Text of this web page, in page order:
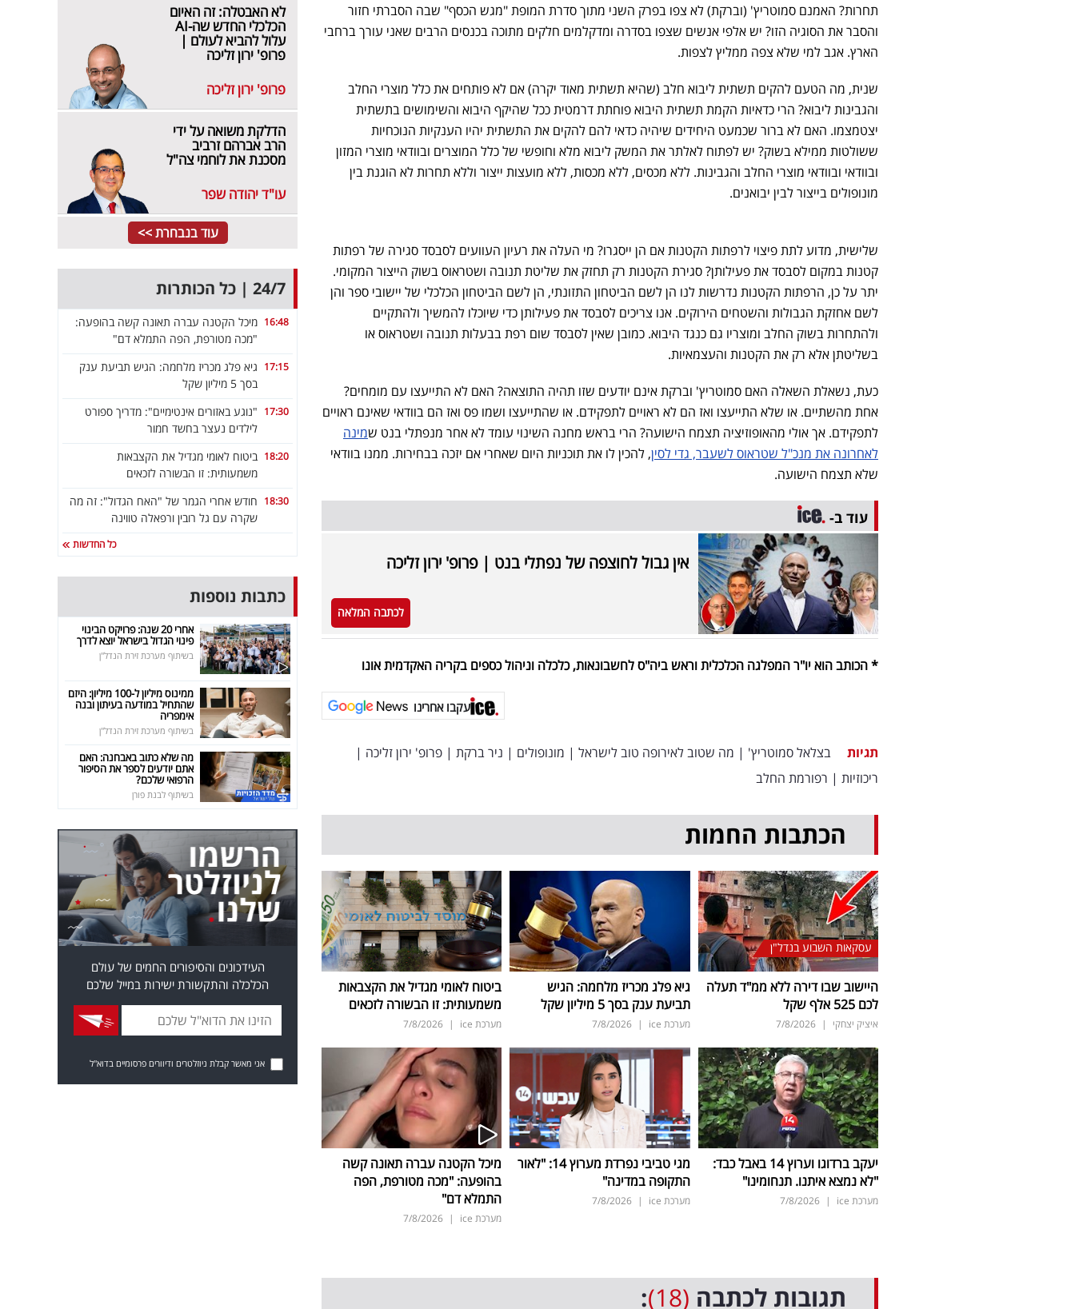
תחרות? האמנם סמוטריץ' (וברקת) לא צפו בפרק השני מתוך סדרת המופת "מגש הכסף" שבה הסברתי חזור
והסבר את הסוגיה הזו? יש אלפי אנשים שצפו בסדרה ומדקלמים חלקים מתוכה בכנסים הרבים שאני עורך ברחבי
הארץ. אגב למי שלא צפה ממליץ לצפות.
שנית, מה הטעם להקים תשתית ליבוא חלב (שהיא תשתית מאוד יקרה) אם לא פותחים את כלל מוצרי החלב
והגבינות ליבוא? הרי כדאיות הקמת תשתית היבוא פוחתת דרמטית ככל שהיקף היבוא והשימושים בתשתית
יצטמצמו. האם לא ברור שכמעט היחידים שיהיה כדאי להם להקים את התשתית יהיו הענקיות הנוכחיות
ששולטות ממילא בשוק? יש לפתוח לאלתר את המשק ליבוא מלא וחופשי של כלל המוצרים ובוודאי מוצרי המזון
ובוודאי ובוודאי מוצרי החלב והגבינות. ללא מכסים, ללא מכסות, ללא מועצות ייצור וללא תחרות לא הוגנת בין
מונופולים בייצור לבין יבואנים.
שלישית, מדוע לתת פיצוי לרפתות הקטנות אם הן ייסגרו? מי העלה את רעיון העוועים לסבסד סגירה של רפתות
קטנות במקום לסבסד את פעילותן? סגירת הקטנות רק תחזק את שליטת תנובה ושטראוס בשוק הייצור המקומי.
יתר על כן, הרפתות הקטנות נדרשות לנו הן לשם הביטחון התזונתי, הן לשם הביטחון הכלכלי של יישובי ספר והן
לשם אחזקת הגבולות והשטחים הירוקים. אנו צריכים לסבסד את פעילותן כדי שיוכלו להמשיך ולהתקיים
ולהתחרות בשוק החלב ומוצריו גם כנגד היבוא. כמובן שאין לסבסד שום רפת בבעלות תנובה ושטראוס או
בשליטתן אלא רק את הקטנות והעצמאיות.
כעת, נשאלת השאלה האם סמוטריץ' וברקת אינם יודעים שזו תהיה התוצאה? האם לא התייעצו עם מומחים?
אחת מהשתיים. או שלא התייעצו ואז הם לא ראויים לתפקידם. או שהתייעצו ושמו פס ואז הם בוודאי שאינם ראויים
לתפקידם. אך אולי מהאופוזיציה תצמח הישועה? הרי בראש מחנה השינוי עומד לא אחר מנפתלי בנט שמינה
לאחרונה את מנכ"ל שטראוס לשעבר, גדי לסין, להכין לו את תוכניות היום שאחרי אם יזכה בבחירות. ממנו בוודאי
שלא תצמח הישועה.
עוד ב-
אין גבול לחוצפה של נפתלי בנט | פרופ' ירון זליכה
לכתבה המלאה
* הכותב הוא יו"ר המפלגה הכלכלית וראש ביה"ס לחשבונאות, כלכלה וניהול כספים בקריה האקדמית אונו
עקבו אחרינו
תגיות בצלאל סמוטריץ' | מה שטוב לאירופה טוב לישראל | מונופולים | ניר ברקת | פרופ' ירון זליכה |
ריכוזיות | רפורמת החלב
הכתבות החמות
עסקאות השבוע בנדל"ן
היישוב שבו דירה ללא ממ"ד תעלה
לכם 525 אלף שקל
איציק יצחקי |
7/8/2026
גיא פלג מכריז מלחמה: הגיש
תביעת ענק בסך 5 מיליון שקל
מערכת ice |
7/8/2026
ביטוח לאומי מגדיל את הקצבאות
משמעותית: זו הבשורה לזכאים
מערכת ice |
7/8/2026
יעקב ברדוגו וערוץ 14 באבל כבד:
"לא נמצא איתנו. תנחומינו"
מערכת ice |
7/8/2026
מגי טביבי נפרדת מערוץ 14: "לאור
התקופה במדינה"
מערכת ice |
7/8/2026
מיכל הקטנה עברה תאונה קשה
בהופעה: "מכה מטורפת, הפה
התמלא דם"
מערכת ice |
7/8/2026
תגובות לכתבה (18)
:
לא האבטלה: זה האיום
הכלכלי החדש שה-AI
עלול להביא לעולם |
פרופ' ירון זליכה
פרופ' ירון זליכה
הדלקת משואה על ידי
הרב אברהם זרביב
מסכנת את לוחמי צה"ל
עו"ד יהודה שפר
עוד בנבחרת >>
24/7 | כל הכותרות
16:48 מיכל הקטנה עברה תאונה קשה בהופעה:
"מכה מטורפת, הפה התמלא דם"
17:15 גיא פלג מכריז מלחמה: הגיש תביעת ענק
בסך 5 מיליון שקל
17:30 "נוגע באזורים אינטימיים": מדריך ספורט
לילדים נעצר בחשד חמור
18:20 ביטוח לאומי מגדיל את הקצבאות
משמעותית: זו הבשורה לזכאים
18:30 חודש אחרי הגמר של "האח הגדול": זה מה
שקרה עם גל רובין ורפאלה טווינה
כל החדשות
כתבות נוספות
אחרי 20 שנה: פרויקט הבינוי
פינוי הגדול בישראל יוצא לדרך
בשיתוף מערכת זירת הנדל"ן
ממינוס מיליון ל-100 מיליון: היזם
שהתחיל במודעה בעיתון ובנה
אימפריה
בשיתוף מערכת זירת הנדל"ן
מה שלא כתוב באבחנה: האם
אתם יודעים לספר את הסיפור
הרפואי שלכם?
בשיתוף לבנת פורן
העידכונים והסיפורים החמים של עולם
הכלכלה והתקשורת ישירות במייל שלכם
אני מאשר קבלת ניוזלטרים ודיוורים פרסומיים בדוא"ל